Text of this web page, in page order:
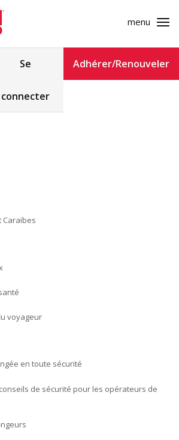
menu
LES PROFESSIONNELS
Se
connecter
Adhérer/Renouveler
Caraïbes
voyageur
en toute sécurité
de sécurité pour les opérateurs de